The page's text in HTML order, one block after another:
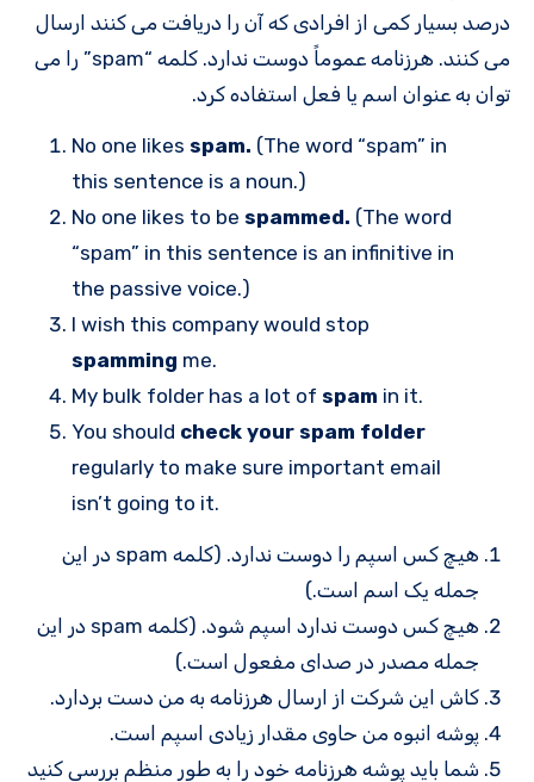
درصد بسیار کمی از افرادی که آن را دریافت می کنند ارسال
می کنند. هرزنامه عموماً دوست ندارد. کلمه “spam” را می
توان به عنوان اسم یا فعل استفاده کرد.
No one likes spam. (The word “spam” in
this sentence is a noun.)
No one likes to be spammed. (The word
“spam” in this sentence is an infinitive in
the passive voice.)
I wish this company would stop
spamming me.
My bulk folder has a lot of spam in it.
You should check your spam folder
regularly to make sure important email
isn’t going to it.
هیچ کس اسپم را دوست ندارد. (کلمه spam در این
جمله یک اسم است.)
هیچ کس دوست ندارد اسپم شود. (کلمه spam در این
جمله مصدر در صدای مفعول است.)
کاش این شرکت از ارسال هرزنامه به من دست بردارد.
پوشه انبوه من حاوی مقدار زیادی اسپم است.
شما باید پوشه هرزنامه خود را به طور منظم بررسی کنید